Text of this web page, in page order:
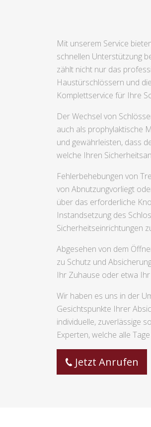
Mit unserem Service
schnellen Unterstützung
zählt nicht nur das
Haustürschlössern und
Komplettservice für Ihre
Der Wechsel von
auch als prophylaktische
und gewährleisten, dass
welche Ihren
Fehlerbehebungen von
von Abnutzungvorliegt
über das erforderliche
Instandsetzung des
Sicherheitseinrichtungen
Abgesehen von dem
zu Schutz und
Ihr Zuhause oder etwa
Wir haben es uns in der
Gesichtspunkte Ihrer
individuelle, zuverlässige
Experten, welche alle
Jetzt Anrufen